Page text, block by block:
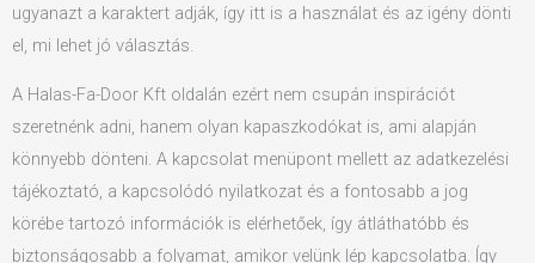
ugyanazt a karaktert adják, így itt is a használat és az igény dönti
el, mi lehet jó választás.
A Halas-Fa-Door Kft oldalán ezért nem csupán inspirációt
szeretnénk adni, hanem olyan kapaszkodókat is, ami alapján
könnyebb dönteni. A kapcsolat menüpont mellett az adatkezelési
tájékoztató, a kapcsolódó nyilatkozat és a fontosabb a jog
körébe tartozó információk is elérhetőek, így átláthatóbb és
biztonságosabb a folyamat, amikor velünk lép kapcsolatba. Így